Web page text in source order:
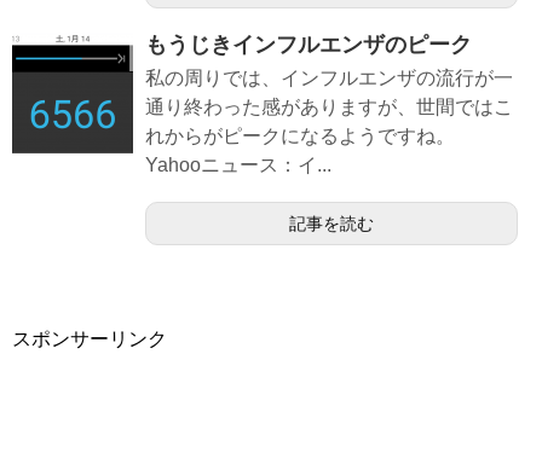
もうじきインフルエンザのピーク
私の周りでは、インフルエンザの流行が一
通り終わった感がありますが、世間ではこ
れからがピークになるようですね。
Yahooニュース：イ...
記事を読む
スポンサーリンク